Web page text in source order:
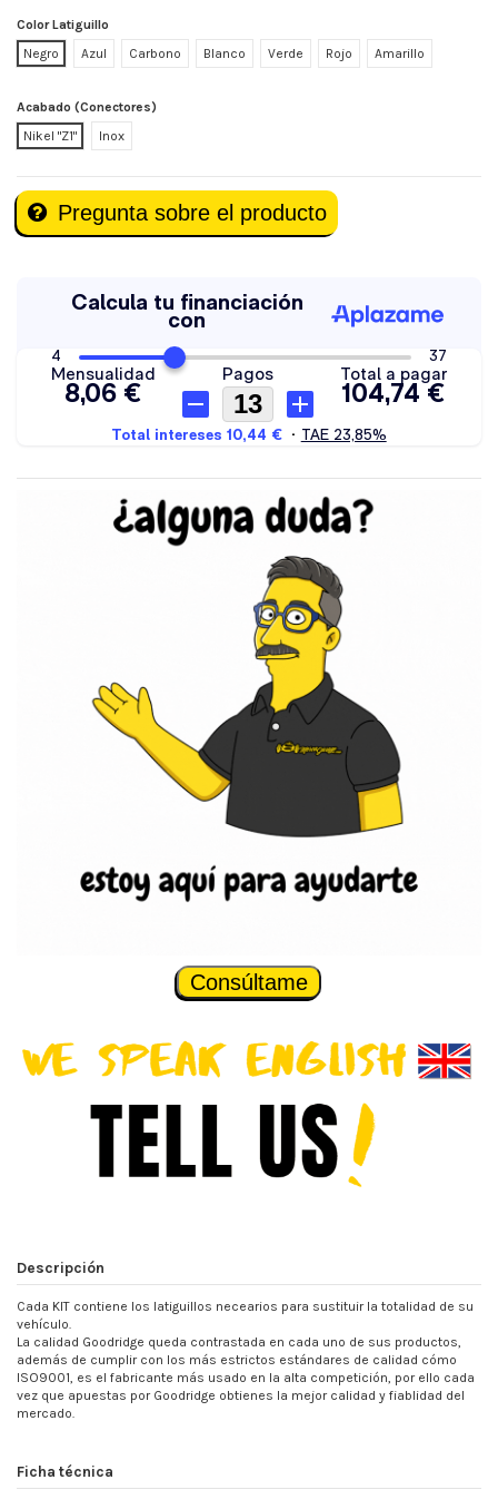
Color Latiguillo
Negro
Azul Carbono Blanco Verde Rojo Amarillo
Acabado (Conectores)
Nikel "Z1"
Inox
Pregunta sobre el producto
Consúltame
Descripción
Cada KIT contiene los latiguillos necearios para sustituir la totalidad de su
vehículo.
La calidad Goodridge queda contrastada en cada uno de sus productos,
además de cumplir con los más estrictos estándares de calidad cómo
ISO9001, es el fabricante más usado en la alta competición, por ello cada
vez que apuestas por Goodridge obtienes la mejor calidad y fiablidad del
mercado.
Ficha técnica